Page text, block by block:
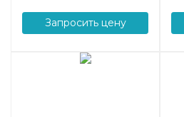
Запросить цену